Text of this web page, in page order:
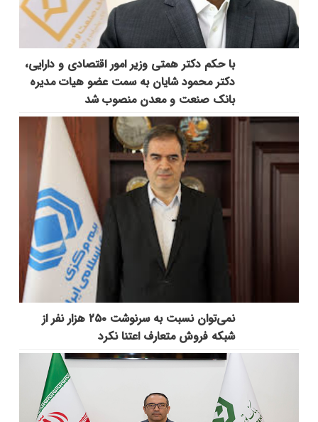
با حکم دکتر همتی وزیر امور اقتصادی و دارایی،
دکتر محمود شایان به سمت عضو هیات مدیره
بانک صنعت و معدن منصوب شد
نمی‌توان نسبت به سرنوشت ۲۵۰ هزار نفر از
شبکه فروش متعارف اعتنا نکرد